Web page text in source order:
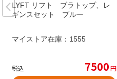
LYFT リフト ブラトップ、レ
ギンスセット ブルー
マイストア在庫： 1555
税込 7500円